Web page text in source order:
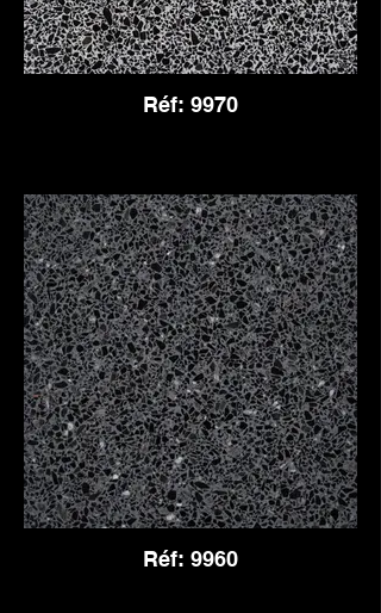
Réf: 9970
Réf: 9960